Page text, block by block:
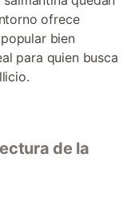
ofrece
bien
para quien busca
de la